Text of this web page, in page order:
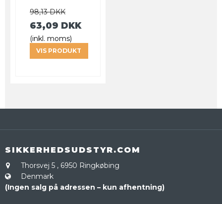
98,13 DKK
63,09 DKK
(inkl. moms)
VIS PRODUKT
SIKKERHEDSUDSTYR.COM
Thorsvej 5 , 6950 Ringkøbing
Denmark
(Ingen salg på adressen – kun afhentning)